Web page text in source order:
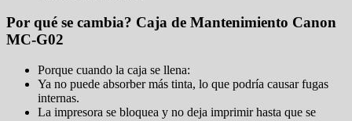
Por qué se cambia? Caja de Mantenimiento Canon
MC-G02
Porque cuando la caja se llena:
Ya no puede absorber más tinta, lo que podría causar fugas
internas.
La impresora se bloquea y no deja imprimir hasta que se